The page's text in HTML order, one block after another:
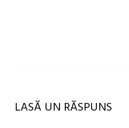
LASĂ UN RĂSPUNS